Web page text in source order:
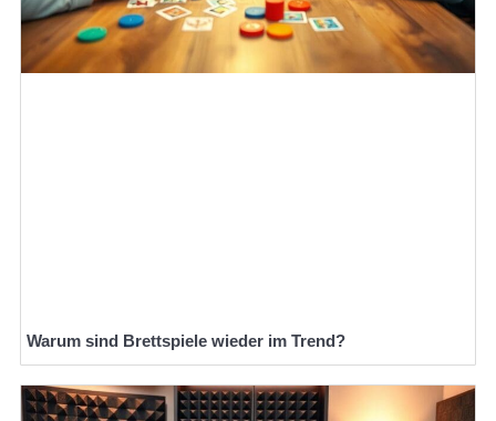
Warum sind Brettspiele wieder im Trend?